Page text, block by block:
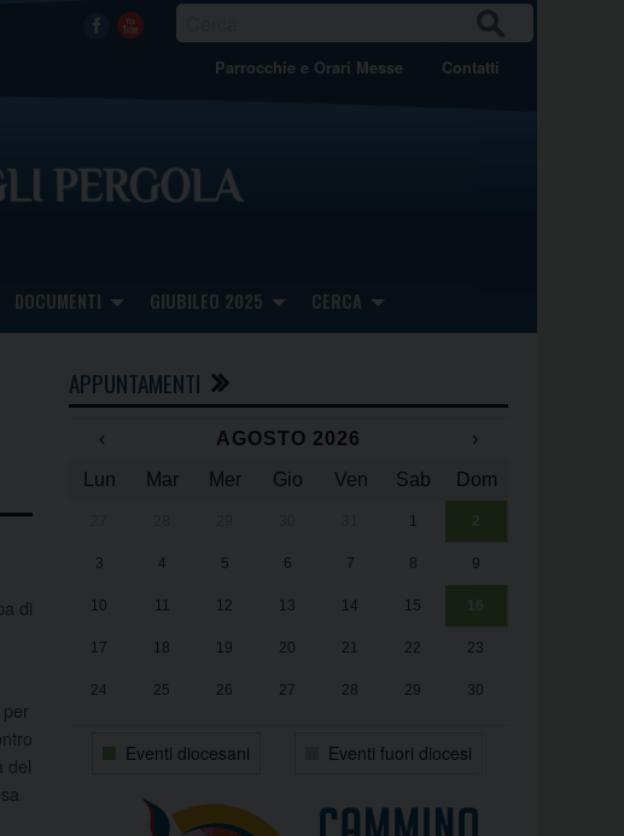
Facebook
Youtube CA
Parrocchie e Orari Messe Contatti
DOCUMENTI GIUBILEO 2025 CERCA
di
del
APPUNTAMENTI
‹ AGOSTO 2026
›
Lun
Mar Mer Gio Ven Sab Dom
1 2
3 4 5 6 7 8 9
10 11 12 13 14 15 16
17 18 19 20 21 22 23
24 25 26 27 28 29 30
Eventi diocesani Eventi fuori diocesi